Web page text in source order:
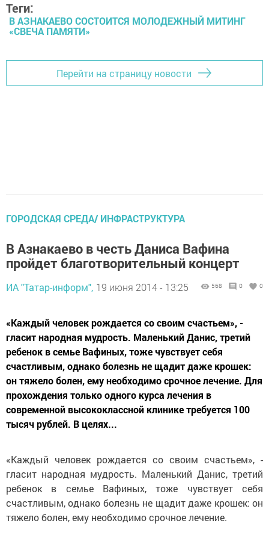
Теги:
В АЗНАКАЕВО СОСТОИТСЯ МОЛОДЕЖНЫЙ МИТИНГ
«СВЕЧА ПАМЯТИ»
Перейти на страницу новости
ГОРОДСКАЯ СРЕДА/ ИНФРАСТРУКТУРА
В Азнакаево в честь Даниса Вафина
пройдет благотворительный концерт
ИА "Татар-информ", 19 июня 2014 - 13:25 568 0 0
«Каждый человек рождается со своим счастьем», -
гласит народная мудрость. Маленький Данис, третий
ребенок в семье Вафиных, тоже чувствует себя
счастливым, однако болезнь не щадит даже крошек:
он тяжело болен, ему необходимо срочное лечение. Для
прохождения только одного курса лечения в
современной высококлассной клинике требуется 100
тысяч рублей. В целях...
«Каждый человек рождается со своим счастьем», -
гласит народная мудрость. Маленький Данис, третий
ребенок в семье Вафиных, тоже чувствует себя
счастливым, однако болезнь не щадит даже крошек: он
тяжело болен, ему необходимо срочное лечение.